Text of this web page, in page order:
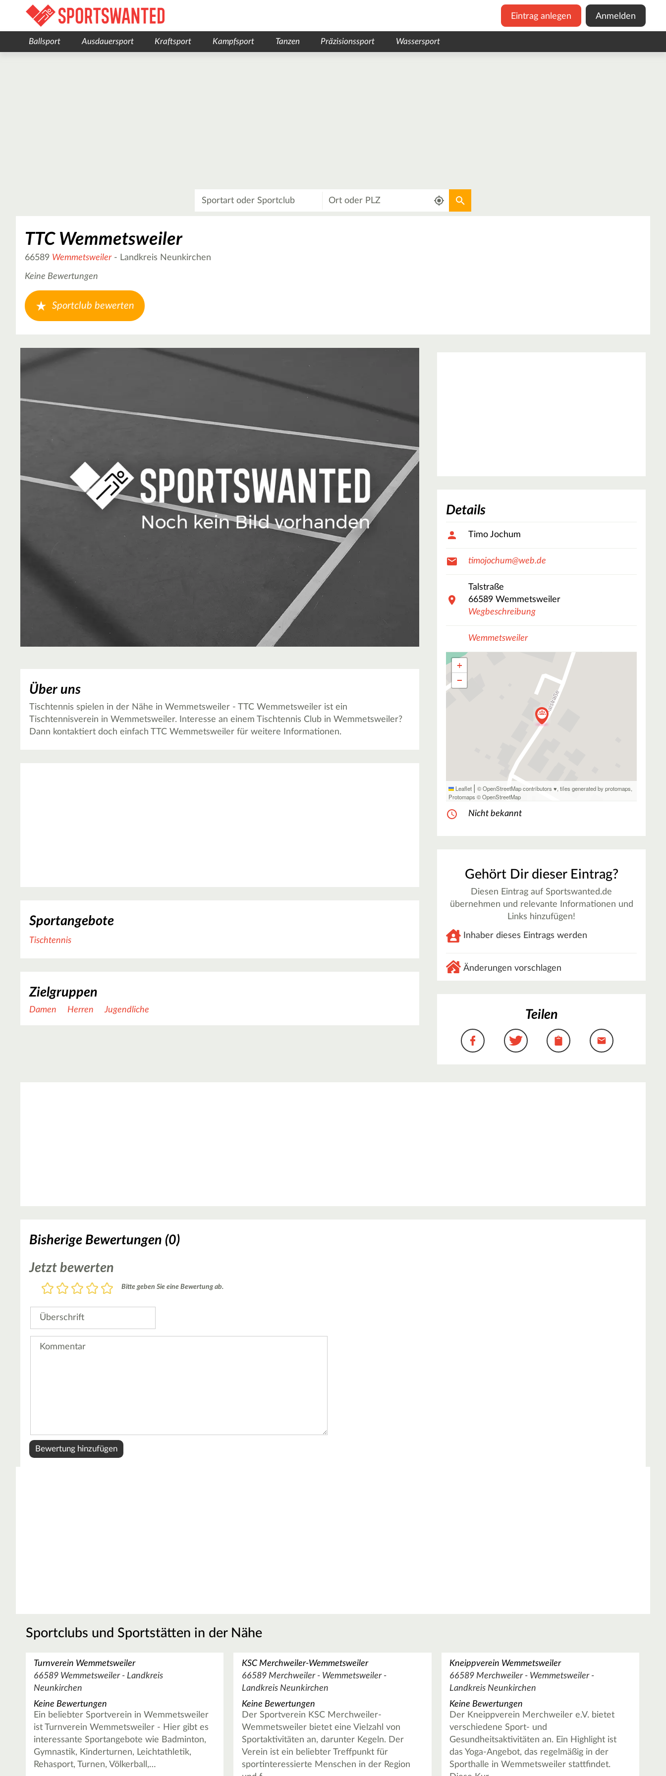
Eintrag anlegen Anmelden
Ballsport Ausdauersport Kraftsport Kampfsport Tanzen Präzisionssport Wassersport
Aktuellen Standort verwenden
TTC Wemmetsweiler
66589 Wemmetsweiler- Landkreis Neunkirchen
Keine Bewertungen
Sportclub bewerten
Über uns
Tischtennis spielen in der Nähe in Wemmetsweiler - TTC Wemmetsweiler ist ein
Tischtennisverein in Wemmetsweiler. Interesse an einem Tischtennis Club in Wemmetsweiler?
Dann kontaktiert doch einfach TTC Wemmetsweiler für weitere Informationen.
Sportangebote
Tischtennis
Zielgruppen
Damen Herren Jugendliche
Details
Timo Jochum
timojochum@web.de
Talstraße
66589 Wemmetsweiler
Wegbeschreibung
Wemmetsweiler
+
−
Leaflet | © OpenStreetMap contributors ♥,tiles generated by protomaps,
Protomaps ©OpenStreetMap
Nicht bekannt
Gehört Dir dieser Eintrag?
Diesen Eintrag auf Sportswanted.de
übernehmen und relevante Informationen und
Links hinzufügen!
Inhaber dieses Eintrags werden
Änderungen vorschlagen
Teilen
Bisherige Bewertungen (0)
Jetzt bewerten
Bewertung
5
4
3
2
1
Bitte geben Sie eine Bewertung ab.
Überschrift
Sportclubs und Sportstätten in der Nähe
Turnverein Wemmetsweiler
66589 Wemmetsweiler - Landkreis
Neunkirchen
Keine Bewertungen
Ein beliebter Sportverein in Wemmetsweiler
ist Turnverein Wemmetsweiler - Hier gibt es
interessante Sportangebote wie Badminton,
Gymnastik, Kinderturnen, Leichtathletik,
Rehasport, Turnen, Völkerball,…
KSC Merchweiler-Wemmetsweiler
66589 Merchweiler - Wemmetsweiler -
Landkreis Neunkirchen
Keine Bewertungen
Der Sportverein KSC Merchweiler-
Wemmetsweiler bietet eine Vielzahl von
Sportaktivitäten an, darunter Kegeln. Der
Verein ist ein beliebter Treffpunkt für
sportinteressierte Menschen in der Region
Kneippverein Wemmetsweiler
66589 Merchweiler - Wemmetsweiler -
Landkreis Neunkirchen
Keine Bewertungen
Der Kneippverein Merchweiler e.V. bietet
verschiedene Sport- und
Gesundheitsaktivitäten an. Ein Highlight ist
das Yoga-Angebot, das regelmäßig in der
Sporthalle in Wemmetsweiler stattfindet.